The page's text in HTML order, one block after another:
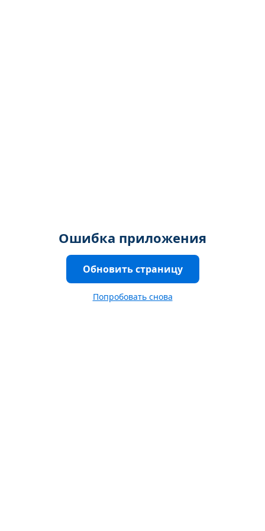
Ошибка приложения
Обновить страницу
Попробовать снова